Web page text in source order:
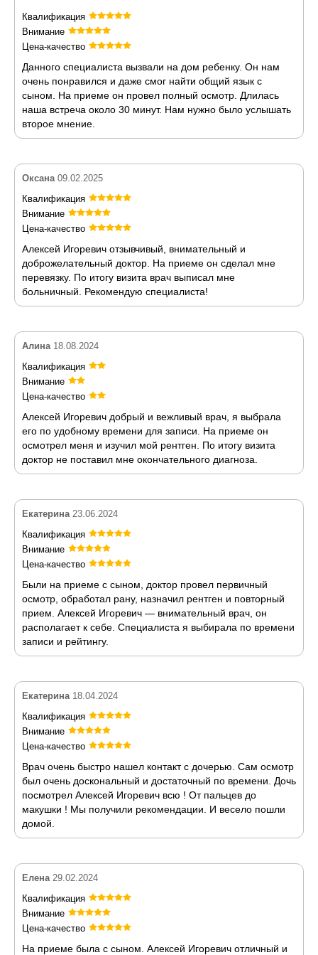
Квалификация
Внимание
Цена-качество
Данного специалиста вызвали на дом ребенку. Он нам
очень понравился и даже смог найти общий язык с
сыном. На приеме он провел полный осмотр. Длилась
наша встреча около 30 минут. Нам нужно было услышать
второе мнение.
Оксана 09.02.2025
Квалификация
Внимание
Цена-качество
Алексей Игоревич отзывчивый, внимательный и
доброжелательный доктор. На приеме он сделал мне
перевязку. По итогу визита врач выписал мне
больничный. Рекомендую специалиста!
Алина 18.08.2024
Квалификация
Внимание
Цена-качество
Алексей Игоревич добрый и вежливый врач, я выбрала
его по удобному времени для записи. На приеме он
осмотрел меня и изучил мой рентген. По итогу визита
доктор не поставил мне окончательного диагноза.
Екатерина 23.06.2024
Квалификация
Внимание
Цена-качество
Были на приеме с сыном, доктор провел первичный
осмотр, обработал рану, назначил рентген и повторный
прием. Алексей Игоревич — внимательный врач, он
располагает к себе. Специалиста я выбирала по времени
записи и рейтингу.
Екатерина 18.04.2024
Квалификация
Внимание
Цена-качество
Врач очень быстро нашел контакт с дочерью. Сам осмотр
был очень доскональный и достаточный по времени. Дочь
посмотрел Алексей Игоревич всю ! От пальцев до
макушки ! Мы получили рекомендации. И весело пошли
домой.
Елена 29.02.2024
Квалификация
Внимание
Цена-качество
На приеме была с сыном. Алексей Игоревич отличный и